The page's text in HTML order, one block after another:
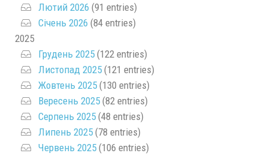
Лютий 2026 (91 entries)
Січень 2026 (84 entries)
2025
Грудень 2025 (122 entries)
Листопад 2025 (121 entries)
Жовтень 2025 (130 entries)
Вересень 2025 (82 entries)
Серпень 2025 (48 entries)
Липень 2025 (78 entries)
Червень 2025 (106 entries)